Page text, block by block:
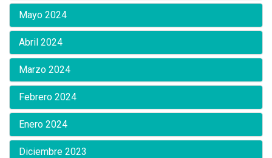
Mayo 2024
Abril 2024
Marzo 2024
Febrero 2024
Enero 2024
Diciembre 2023